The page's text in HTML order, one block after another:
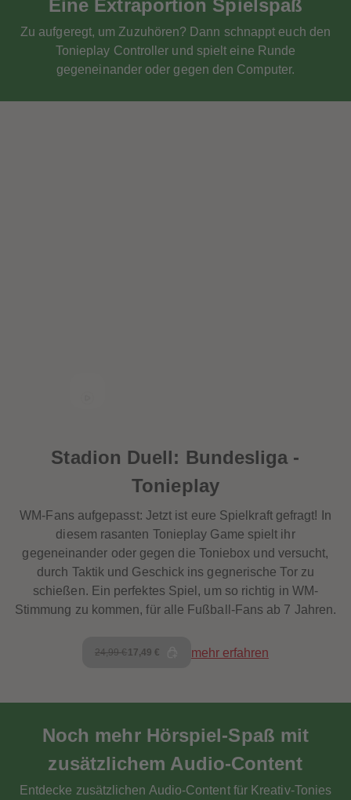
Eine Extraportion Spielspaß
Zu aufgeregt, um Zuzuhören? Dann schnappt euch den
Tonieplay Controller und spielt eine Runde
gegeneinander oder gegen den Computer.
Stadion Duell: Bundesliga -
Tonieplay
WM-Fans aufgepasst: Jetzt ist eure Spielkraft gefragt! In
diesem rasanten Tonieplay Game spielt ihr
gegeneinander oder gegen die Toniebox und versucht,
durch Taktik und Geschick ins gegnerische Tor zu
schießen. Ein perfektes Spiel, um so richtig in WM-
Stimmung zu kommen, für alle Fußball-Fans ab 7 Jahren.
24,99 €17,49 € mehr erfahren
Noch mehr Hörspiel-Spaß mit
zusätzlichem Audio-Content
Entdecke zusätzlichen Audio-Content für Kreativ-Tonies